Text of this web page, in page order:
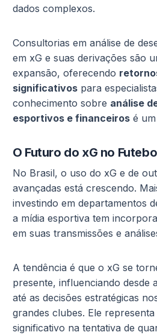
dados complexos.
Consultorias em análise de
em xG e suas derivações são
expansão, oferecendo
significativospara
conhecimento sobre análise
esportivos e financeirosé um
O Futuro do xG no
No Brasil, o uso do xG e de
avançadas está crescendo.
investindo em departamentos
a mídia esportiva tem
em suas transmissões e
A tendência é que o xG se
presente, influenciando desde
até as decisões estratégicas
grandes clubes. Ele
significativo na tentativa de